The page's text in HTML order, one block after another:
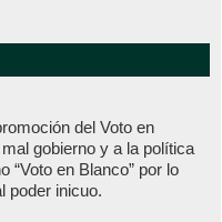
del Voto en
gobierno y a la política
“Voto en Blanco” por lo
poder inicuo.